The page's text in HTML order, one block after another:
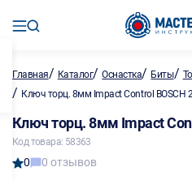
Главная/ Каталог/Оснастка/ Биты/
/ Ключ торц. 8мм Impact Control BOSCH
Ключ торц. 8мм Impact
Код товара: 58363
0 0 отзывов